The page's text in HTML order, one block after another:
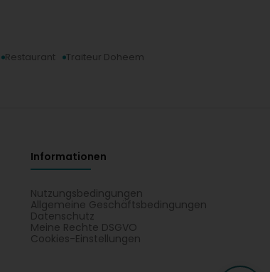
Restaurant Traiteur Doheem
Informationen
Nutzungsbedingungen
Allgemeine Geschäftsbedingungen
Datenschutz
Meine Rechte DSGVO
Cookies-Einstellungen